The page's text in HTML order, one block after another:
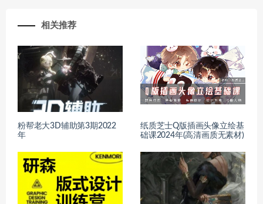
相关推荐
粉帮老大3D辅助第3期2022
年
纸质芝士Q版插画头像立绘基
础课2024年(高清画质无素材)